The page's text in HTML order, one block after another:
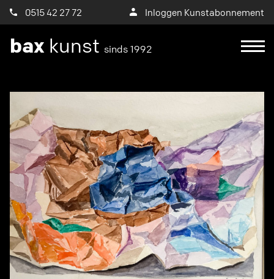
0515 42 27 72 Inloggen Kunstabonnement
bax kunst sinds 1992